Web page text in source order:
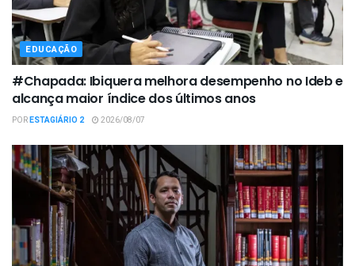
EDUCAÇÃO
#Chapada: Ibiquera melhora desempenho no Ideb e
alcança maior índice dos últimos anos
PORESTAGIÁRIO 2 2026/08/07